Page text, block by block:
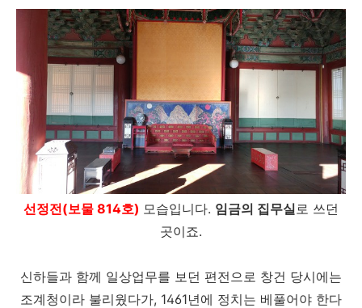
선정전(보물 814호) 모습입니다. 임금의 집무실로 쓰던
곳이죠.
신하들과 함께 일상업무를 보던 편전으로 창건 당시에는
조계청이라 불리웠다가, 1461년에 정치는 베풀어야 한다